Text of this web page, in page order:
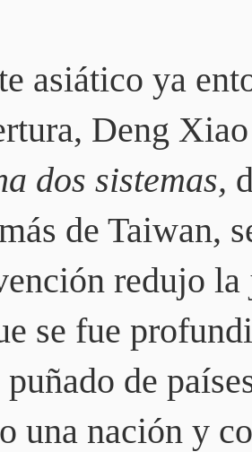
asiático ya
Deng
dos sistemas,
de Taiwan,
redujo
se fue
de
una nación y